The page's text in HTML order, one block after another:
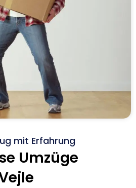
mit Erfahrung
Umzüge